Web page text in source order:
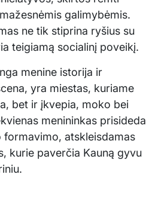
galimybėmis.
ne tik stiprina ryšius su
teigiamą socialinį poveikį.
menine istorija ir
yra miestas, kuriame
bet ir įkvepia, moko bei
menininkas prisideda
atskleisdamas
kurie paverčia Kauną gyvu